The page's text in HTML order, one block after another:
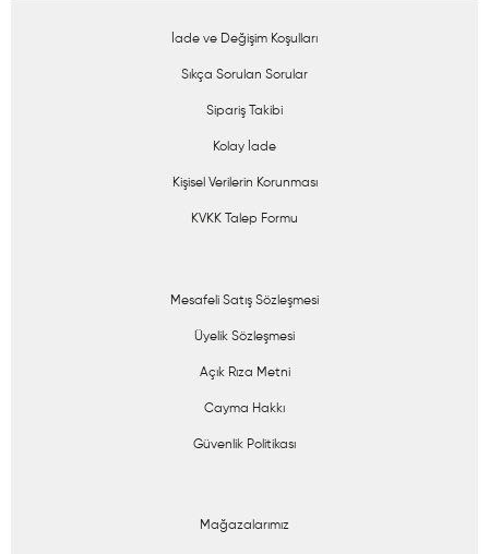
İade ve Değişim Koşulları
Sıkça Sorulan Sorular
Sipariş Takibi
Kolay İade
Kişisel Verilerin Korunması
KVKK Talep Formu
Mesafeli Satış Sözleşmesi
Üyelik Sözleşmesi
Açık Rıza Metni
Cayma Hakkı
Güvenlik Politikası
Mağazalarımız